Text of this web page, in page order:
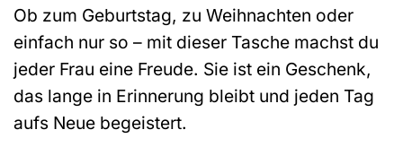
Ob zum Geburtstag, zu Weihnachten oder
einfach nur so – mit dieser Tasche machst du
jeder Frau eine Freude. Sie ist ein Geschenk,
das lange in Erinnerung bleibt und jeden Tag
aufs Neue begeistert.